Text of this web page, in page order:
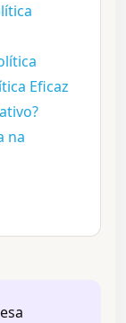
Eficaz
na